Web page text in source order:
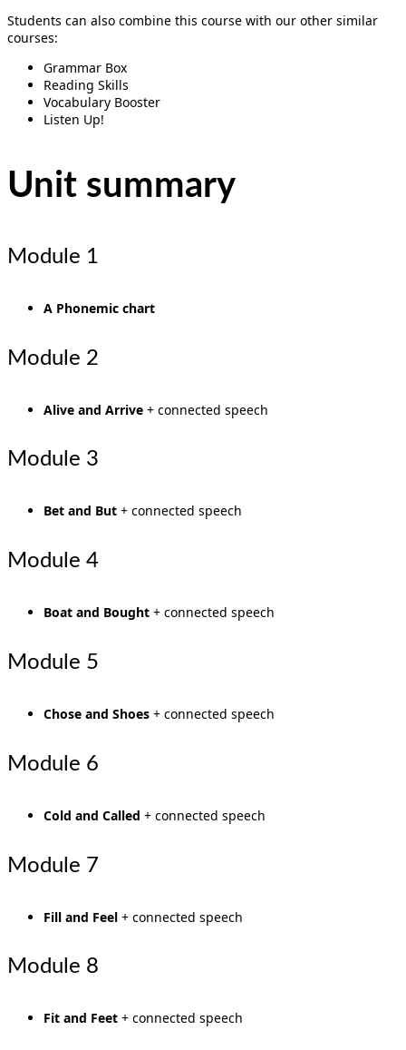
Students can also combine this course with our other similar
courses:
Grammar Box
Reading Skills
Vocabulary Booster
Listen Up!
Unit summary
Module 1
A Phonemic chart
Module 2
Alive and Arrive + connected speech
Module 3
Bet and But + connected speech
Module 4
Boat and Bought + connected speech
Module 5
Chose and Shoes + connected speech
Module 6
Cold and Called + connected speech
Module 7
Fill and Feel + connected speech
Module 8
Fit and Feet + connected speech